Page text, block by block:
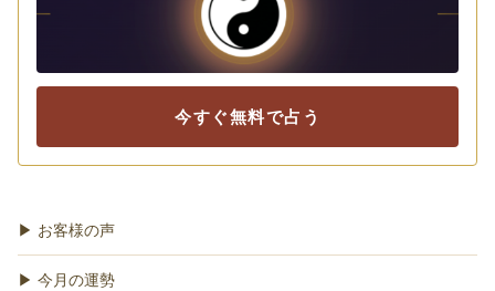
今すぐ無料で占う
▶ お客様の声
▶ 今月の運勢